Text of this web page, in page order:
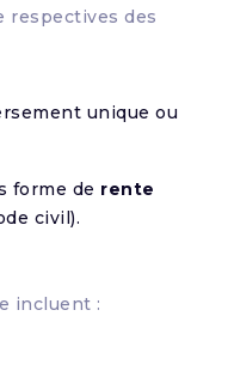
respectives des
unique ou
forme de rente
civil).
incluent :